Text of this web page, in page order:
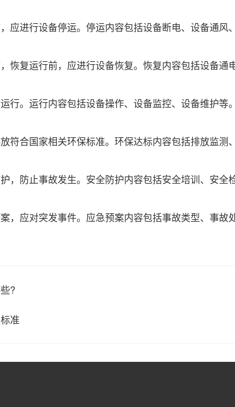
应进行设备停运。停运内容包括设备断电、设备通风
恢复运行前，应进行设备恢复。恢复内容包括设备通
行。运行内容包括设备操作、设备监控、设备维护等。
符合国家相关环保标准。环保达标内容包括排放监测
，防止事故发生。安全防护内容包括安全培训、安全
，应对突发事件。应急预案内容包括事故类型、事故
?
准